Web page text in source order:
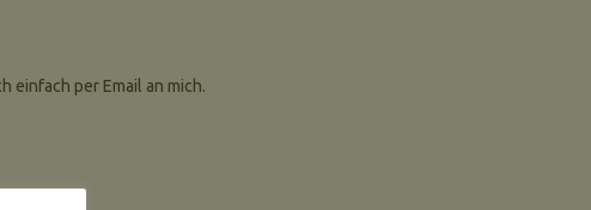
einfach per Email an mich.